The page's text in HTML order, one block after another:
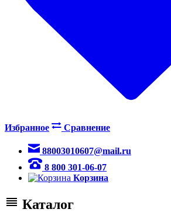
Избранное Сравнение
88003010607@mail.ru
8 800 301-06-07
Корзина
Каталог